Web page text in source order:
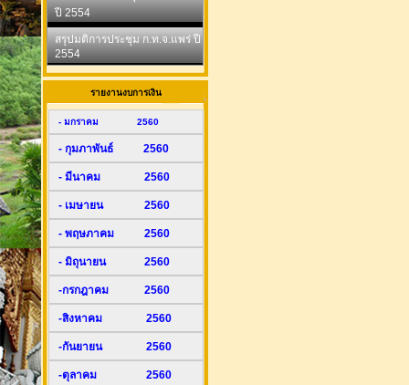
ปี 2554
สรุปมติการประชุม ก.ท.จ.แพร่ ปี
2554
รายงานงบการเงิน
- มกราคม 2560
- กุมภาพันธ์ 2560
- มีนาคม 2560
- เมษายน 2560
- พฤษภาคม 2560
- มิถุนายน 2560
-กรกฎาคม 2560
-สิงหาคม 2560
-กันยายน 2560
-ตุลาคม 2560